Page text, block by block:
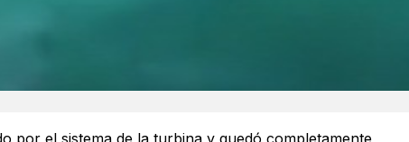
por el sistema de la turbina y quedó completamente